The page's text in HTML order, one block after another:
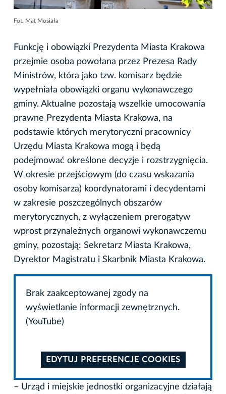
Fot. Mat Mosiała
Funkcję i obowiązki Prezydenta Miasta Krakowa
przejmie osoba powołana przez Prezesa Rady
Ministrów, która jako tzw. komisarz będzie
wypełniała obowiązki organu wykonawczego
gminy. Aktualne pozostają wszelkie umocowania
prawne Prezydenta Miasta Krakowa, na
podstawie których merytoryczni pracownicy
Urzędu Miasta Krakowa mogą i będą
podejmować określone decyzje i rozstrzygnięcia.
W okresie przejściowym (do czasu wskazania
osoby komisarza) koordynatorami i decydentami
w zakresie poszczególnych obszarów
merytorycznych, z wyłączeniem prerogatyw
wprost przynależnych organowi wykonawczemu
gminy, pozostają: Sekretarz Miasta Krakowa,
Dyrektor Magistratu i Skarbnik Miasta Krakowa.
Brak zaakceptowanej zgody na
wyświetlanie informacji zewnętrznych.
(YouTube)
EDYTUJ PREFERENCJE COOKIES
– Urząd i miejskie jednostki organizacyjne działają